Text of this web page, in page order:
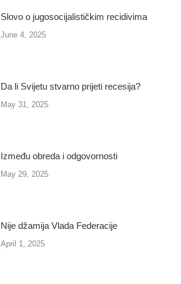
Slovo o jugosocijalističkim recidivima
June 4, 2025
Da li Svijetu stvarno prijeti recesija?
May 31, 2025
Između obreda i odgovornosti
May 29, 2025
Nije džamija Vlada Federacije
April 1, 2025